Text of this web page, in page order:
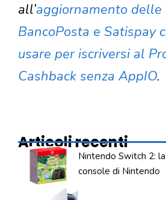
all’aggiornamento delle
BancoPosta e Satispay
usare per iscriversi al
Cashback senza AppIO.
Articoli recenti
Nintendo Switch 2:
console di Nintendo